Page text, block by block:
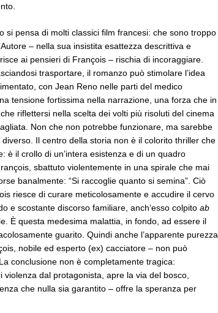
si pensa di molti classici film francesi: che sono troppo
– nella sua insistita esattezza descrittiva e
ai pensieri di François – rischia di incoraggiare.
trasportare, il romanzo può stimolare l’idea
con Jean Reno nelle parti del medico
tensione fortissima nella narrazione, una forza che in
riflettersi nella scelta dei volti più risoluti del cinema
Non che non potrebbe funzionare, ma sarebbe
Il centro della storia non è il colorito thriller che
è il crollo di un’intera esistenza e di un quadro
sbattuto violentemente in una spirale che mai
banalmente: “Si raccoglie quanto si semina”. Ciò
riesce di curare meticolosamente e accudire il cervo
e scostante discorso familiare, anch’esso colpito ab
È questa medesima malattia, in fondo, ad essere il
guarito. Quindi anche l’apparente purezza
nobile ed esperto (ex) cacciatore – non può
conclusione non è completamente tragica:
dal protagonista, apre la via del bosco,
che nulla sia garantito – offre la speranza per